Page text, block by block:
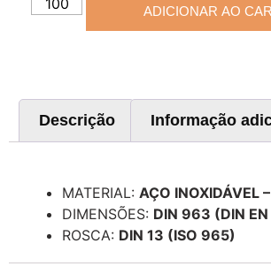
ADICIONAR AO
Descrição Informação
MATERIAL: AÇO INOXIDÁVEL
DIMENSÕES: DIN 963 (DIN
ROSCA: DIN 13 (ISO 965)